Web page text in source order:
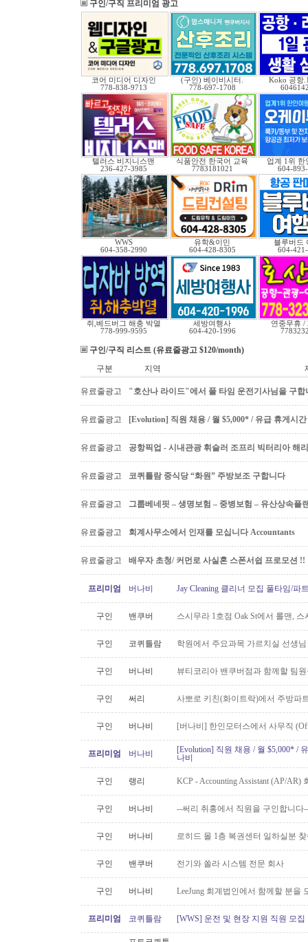
구인/구직 프리미엄 광고
코어 미디어 디자인
778-838-9713
(구인) 베이비시터.
778-697-1708
Koko 공항
텔러스 비지니스맨
236-427-3985
식품안전 한국어 교육
7783181021
업계 1위 한
604-
WWS
604-358-2990
유학&이민
604-428-8305
블루버드
604-
쥐,베드버그 해충 박멸
778-999-9595
세방여행사
604-420-1996
연중무휴 /
구인/구직 리스트 (유료줄광고 $120/month)
구분
지역
유료줄광고 "호산나 라이드"에서 풀 타임 운전기사님을 구합
유료줄광고 [Evolution] 직원 채용 / 월 $5,000* / 유급 휴게시
유료줄광고 공항픽업 - 시내관광 휘슬러 조프리 빅터리아 해
유료줄광고 코퀴틀람 중식당 “화원” 주방보조 구합니다
유료줄광고 그룹베네핏 – 생명보험 – 중병보험 – 유산상속플
유료줄광고 회계사무소에서 인재를 모십니다 Accountants
유료줄광고 배우자 초청/ 커먼로 사실혼 스폰서쉽 프로모션 !!
프리미엄 버나비 Jay Cleaning 클리너 모집 풀타임/파
구인 밴쿠버 스시무라 1호점 Oak St에서 롤맨,
구인 코퀴틀람 학원에서 주요과목 가르치실 선생
구인 버나비 뷰티코리아 밴쿠버점과 함께할 팀
구인 써리 사뽀로 키친(화이트락)에서 주방파
구인 버나비 [버나비] 한인모터스에서 사무직
프리미엄 버나비
[Evolution] 직원 채용 / 월 $5,000* /
나비
구인 랭리 KCP - Accounting Assistant (AP/
구인 버나비 --써리 취홍에서 직원을 구인합니다
구인 버나비 로히드 몰 1층 복권센터 일하실분
구인 밴쿠버 전기와 쏠라 시스템 전문 회사
구인 버나비 LeeJung 회계법인에서 함께할 분을
프리미엄 코퀴틀람 [WWS] 운전 및 현장 지원 직원 모집